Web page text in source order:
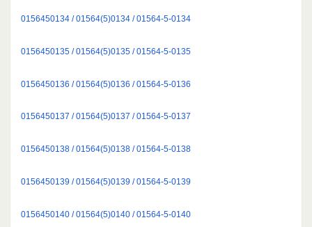
0156450134 / 01564(5)0134 / 01564-5-0134
0156450135 / 01564(5)0135 / 01564-5-0135
0156450136 / 01564(5)0136 / 01564-5-0136
0156450137 / 01564(5)0137 / 01564-5-0137
0156450138 / 01564(5)0138 / 01564-5-0138
0156450139 / 01564(5)0139 / 01564-5-0139
0156450140 / 01564(5)0140 / 01564-5-0140